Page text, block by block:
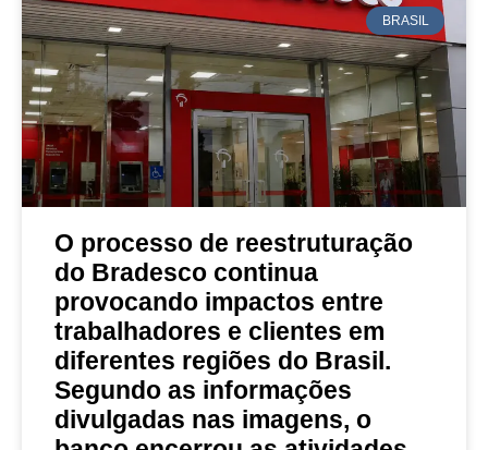
BRASIL
O processo de reestruturação
do Bradesco continua
provocando impactos entre
trabalhadores e clientes em
diferentes regiões do Brasil.
Segundo as informações
divulgadas nas imagens, o